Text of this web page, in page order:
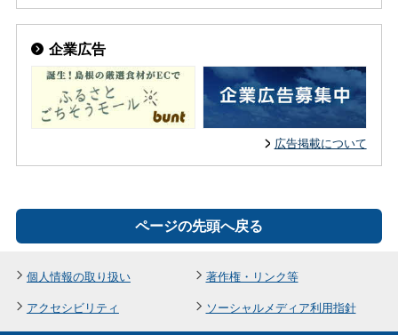
企業広告
広告掲載について
ページの先頭へ戻る
個人情報の取り扱い
著作権・リンク等
アクセシビリティ
ソーシャルメディア利用指針